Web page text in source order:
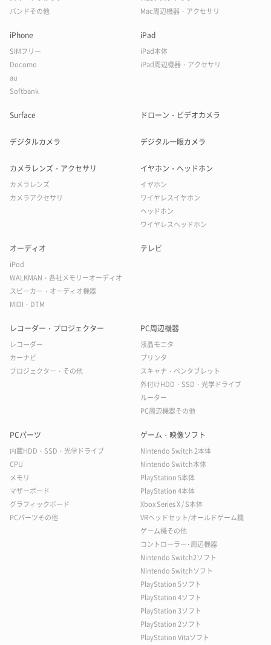
バンドその他
Mac周辺機器・アクセサリ
iPhone
SIMフリー
Docomo
au
Softbank
iPad
iPad本体
iPad周辺機器・アクセサリ
Surface ドローン・ビデオカメラ
デジタルカメラ デジタル一眼カメラ
カメラレンズ・アクセサリ
カメラレンズ
カメラアクセサリ
イヤホン・ヘッドホン
イヤホン
ワイヤレスイヤホン
ヘッドホン
ワイヤレスヘッドホン
オーディオ
iPod
WALKMAN・各社メモリーオーディオ
スピーカー・オーディオ機器
MIDI・DTM
テレビ
レコーダー・プロジェクター
レコーダー
カーナビ
プロジェクター・その他
PC周辺機器
液晶モニタ
プリンタ
スキャナ・ペンタブレット
外付けHDD・SSD・光学ドライブ
ルーター
PC周辺機器その他
PCパーツ
内蔵HDD・SSD・光学ドライブ
CPU
メモリ
マザーボード
グラフィックボード
PCパーツその他
ゲーム・映像ソフト
Nintendo Switch 2本体
Nintendo Switch本体
PlayStation 5本体
PlayStation 4本体
Xbox Series X / S本体
VRヘッドセット/オールドゲーム機
ゲーム機その他
コントローラー･周辺機器
Nintendo Switch2ソフト
Nintendo Switchソフト
PlayStation 5ソフト
PlayStation 4ソフト
PlayStation 3ソフト
PlayStation 2ソフト
PlayStation Vitaソフト